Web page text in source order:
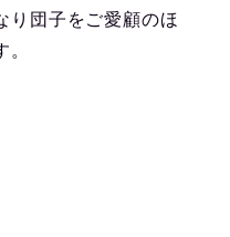
り団子をご愛顧のほ